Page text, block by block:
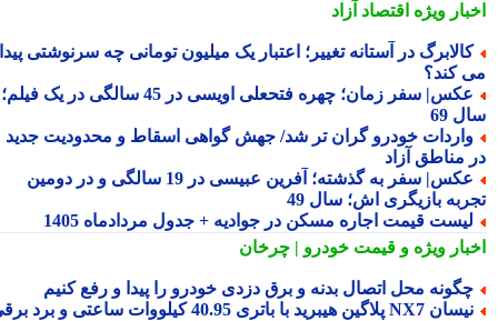
ویژهاقتصاد آزاد
در آستانه تغییر؛ اعتبار یک میلیون تومانی چه سرنوشتی پیدا
کند؟
عکس| سفر زمان؛ چهره فتحعلی اویسی در 45 سالگی در یک فیلم؛
69
خودرو گران تر شد/ جهش گواهی اسقاط و محدودیت جدید
مناطق آزاد
عکس| سفر به گذشته؛ آفرین عبیسی در 19 سالگی و در دومین
بازیگری اش؛ سال 49
قیمت اجاره مسکن در جوادیه + جدول مردادماه 1405
ویژهو قیمت خودرو | چرخان
محل اتصال بدنه و برق دزدی خودرو را پیدا و رفع کنیم
نیسان NX7 پلاگین هیبرید با باتری 40.95 کیلووات ساعتی و برد برقی